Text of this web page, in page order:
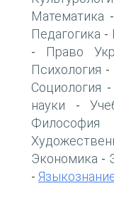
Математика -
Педагогика -
- Право
Психология -
Социология -
науки -
Философия
Экономика -
-